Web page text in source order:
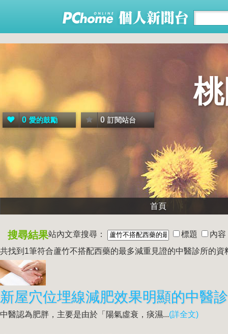
0 愛的鼓勵 0 訂閱站台
首頁
搜尋結果站內文章搜尋： 標題
內容
共找到1筆符合蘆竹不搭配西藥的最多減重見證的中醫診所的資
中醫認為肥胖，主要是由於「陽氣虛衰，痰濕...(詳全文)